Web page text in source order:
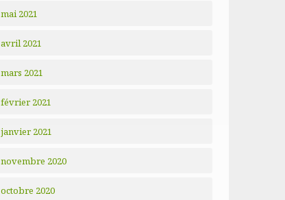
mai 2021
avril 2021
mars 2021
février 2021
janvier 2021
novembre 2020
octobre 2020